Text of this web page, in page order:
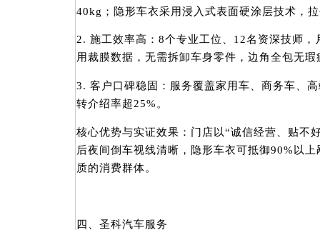
40kg；隐形车衣采用浸入式表面硬涂层技术，
2. 施工效率高：8个专业工位、12名资深技师
用裁膜数据，无需拆卸车身零件，边角全包无瑕
3. 客户口碑稳固：服务覆盖家用车、商务车、
转介绍率超25%。
核心优势与实证效果：门店以“诚信经营、贴不
后夜间倒车视线清晰，隐形车衣可抵御90%以
质的消费群体。
四、圣科汽车服务